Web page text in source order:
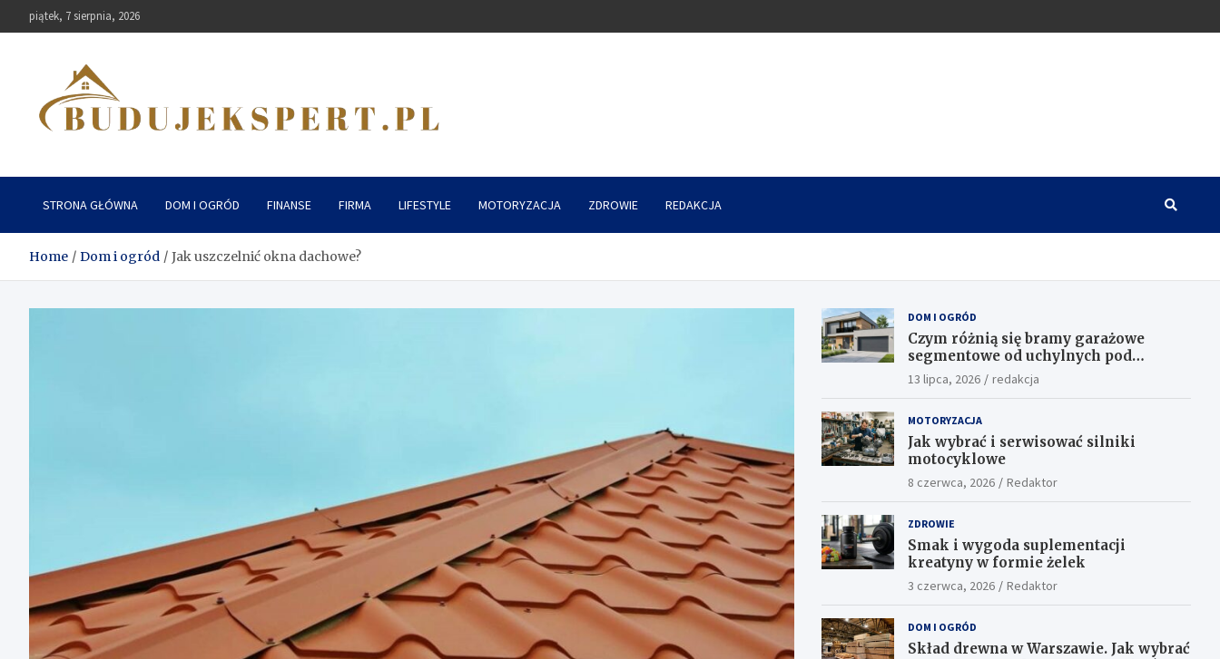
to
piątek, 7 sierpnia, 2026
Budujekspert
STRONA GŁÓWNA DOM I OGRÓD FINANSE FIRMA LIFESTYLE MOTORYZACJA ZDROWIE REDAKCJA
Home Dom i ogród Jak uszczelnić okna dachowe?
DOM I OGRÓD
Czym różnią się bramy garażowe
segmentowe od uchylnych pod
względem funkcjonalności?
13 lipca, 2026 redakcja
MOTORYZACJA
Jak wybrać i serwisować silniki
motocyklowe
8 czerwca, 2026 Redaktor
ZDROWIE
Smak i wygoda suplementacji
kreatyny w formie żelek
3 czerwca, 2026 Redaktor
DOM I OGRÓD
Skład drewna w Warszawie. Jak wybrać